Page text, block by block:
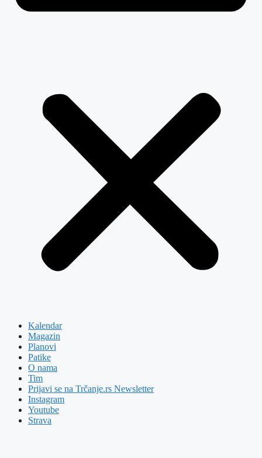
Kalendar
Magazin
Planovi
Patike
O nama
Tim
Prijavi se na Trčanje.rs Newsletter
Instagram
Youtube
Strava